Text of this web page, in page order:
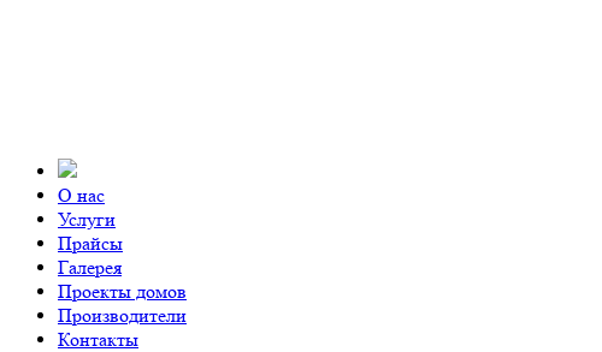
О нас
Услуги
Прайсы
Галерея
Проекты домов
Производители
Контакты